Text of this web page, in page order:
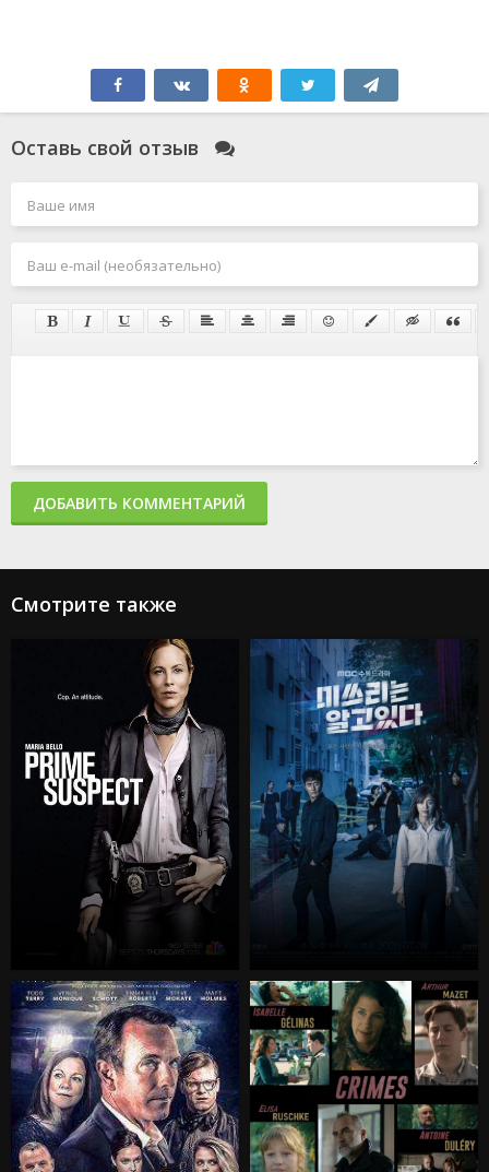
Оставь свой отзыв
ДОБАВИТЬ КОММЕНТАРИЙ
Смотрите также